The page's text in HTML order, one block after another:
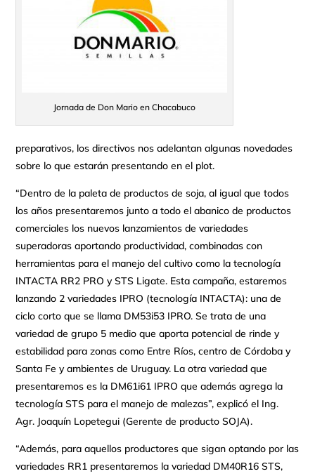
Jornada de Don Mario en Chacabuco
preparativos, los directivos nos adelantan algunas novedades
sobre lo que estarán presentando en el plot.
“Dentro de la paleta de productos de soja, al igual que todos
los años presentaremos junto a todo el abanico de productos
comerciales los nuevos lanzamientos de variedades
superadoras aportando productividad, combinadas con
herramientas para el manejo del cultivo como la tecnología
INTACTA RR2 PRO y STS Ligate. Esta campaña, estaremos
lanzando 2 variedades IPRO (tecnología INTACTA): una de
ciclo corto que se llama DM53i53 IPRO. Se trata de una
variedad de grupo 5 medio que aporta potencial de rinde y
estabilidad para zonas como Entre Ríos, centro de Córdoba y
Santa Fe y ambientes de Uruguay. La otra variedad que
presentaremos es la DM61i61 IPRO que además agrega la
tecnología STS para el manejo de malezas”, explicó el Ing.
Agr. Joaquín Lopetegui (Gerente de producto SOJA).
“Además, para aquellos productores que sigan optando por las
variedades RR1 presentaremos la variedad DM40R16 STS,